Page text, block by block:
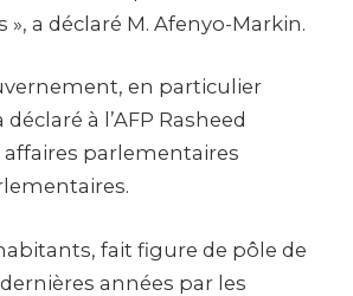
a déclaré M. Afenyo-Markin.
en particulier
à l’AFP Rasheed
parlementaires
fait figure de pôle de
années par les